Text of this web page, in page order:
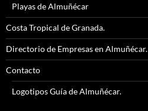
Playas de Almuñécar
Costa Tropical de Granada.
Directorio de Empresas en Almuñécar.
Contacto
Logotipos Guía de Almuñécar.